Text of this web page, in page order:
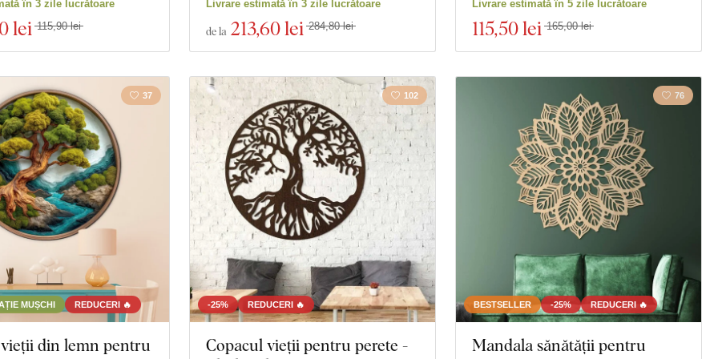
în 3 zile lucrătoare
lei 115,90 lei
Livrare estimată în 3 zile lucrătoare
de la 213,60 lei 284,80 lei
Livrare estimată în 5 zile lucrătoare
115,50 lei 165,00 lei
MUȘCHI REDUCERI 🔥
37
din lemn pentru
-25% REDUCERI 🔥
102
Copacul vieții pentru perete -
BESTSELLER -25% REDUCERI 🔥
76
Mandala sănătății pentru